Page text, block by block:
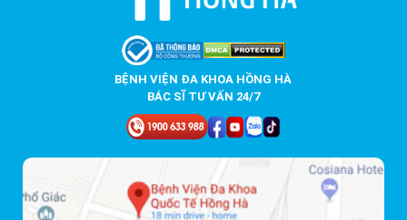
BỆNH VIỆN ĐA KHOA HỒNG HÀ
BÁC SĨ TƯ VẤN 24/7